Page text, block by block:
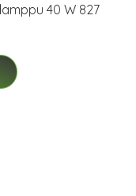
40 W 827